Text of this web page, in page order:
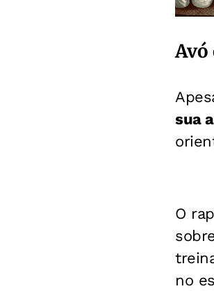
sua
O
no